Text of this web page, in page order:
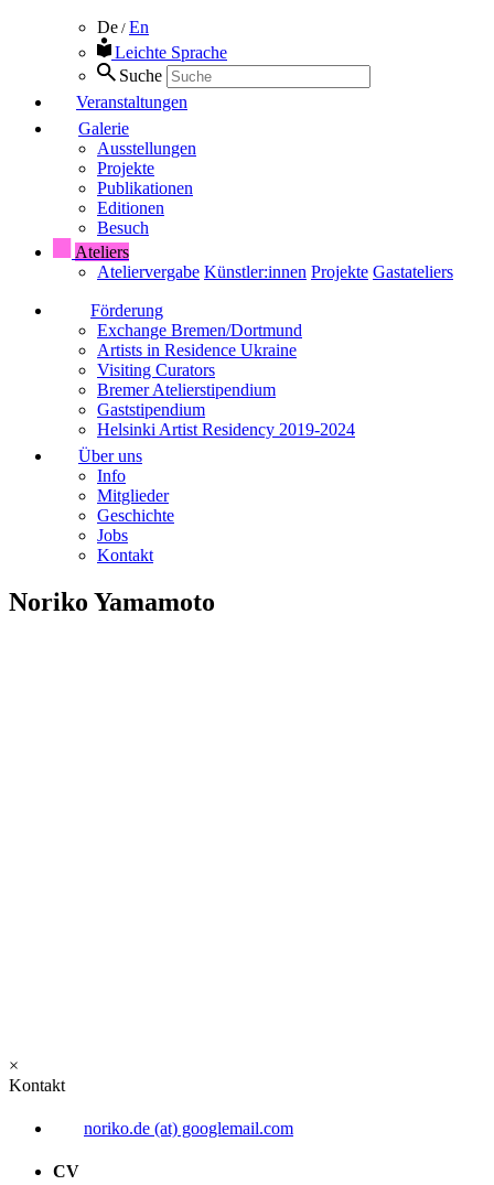
De / En
Leichte Sprache
Suche
Veranstaltungen
Galerie
Ausstellungen
Projekte
Publikationen
Editionen
Besuch
Ateliers
Ateliervergabe Künstler:innen Projekte Gastateliers
Förderung
Exchange Bremen/Dortmund
Artists in Residence Ukraine
Visiting Curators
Bremer Atelierstipendium
Gaststipendium
Helsinki Artist Residency 2019-2024
Über uns
Info
Mitglieder
Geschichte
Jobs
Kontakt
Noriko Yamamoto
×
Kontakt
noriko.de (at) googlemail.com
CV